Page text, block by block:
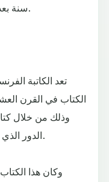
سنة بعد معاناتها من اضطراب ثنائي القطب.
تعد الكاتبة
الكتاب في القرن
وذلك من خلال
الدور الذي لعبته المرأة في المجتمع عبر التاريخ.
وكان هذا